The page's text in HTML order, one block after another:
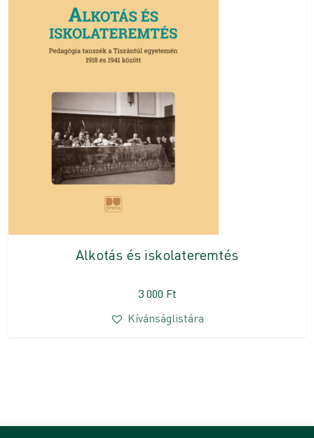
Alkotás és iskolateremtés
3 000 Ft
Kívánságlistára